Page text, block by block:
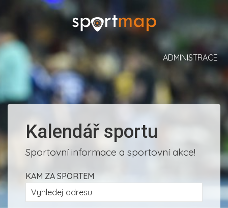
ADMINISTRACE
Kalendář sportu
Sportovní informace a sportovní akce!
KAM ZA SPORTEM